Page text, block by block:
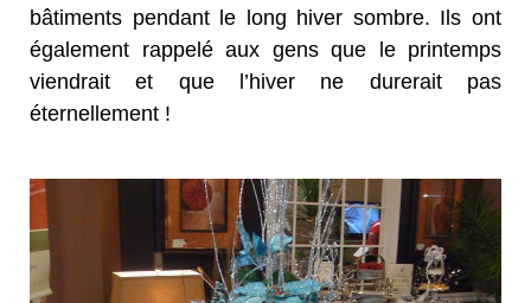
bâtiments pendant le long hiver sombre. Ils ont
également rappelé aux gens que le printemps
viendrait et que l’hiver ne durerait pas
éternellement !